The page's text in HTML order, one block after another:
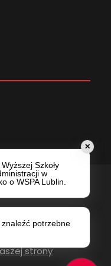
i
strony
✕
Szkoły
w
o WSPA Lublin.
potrzebne